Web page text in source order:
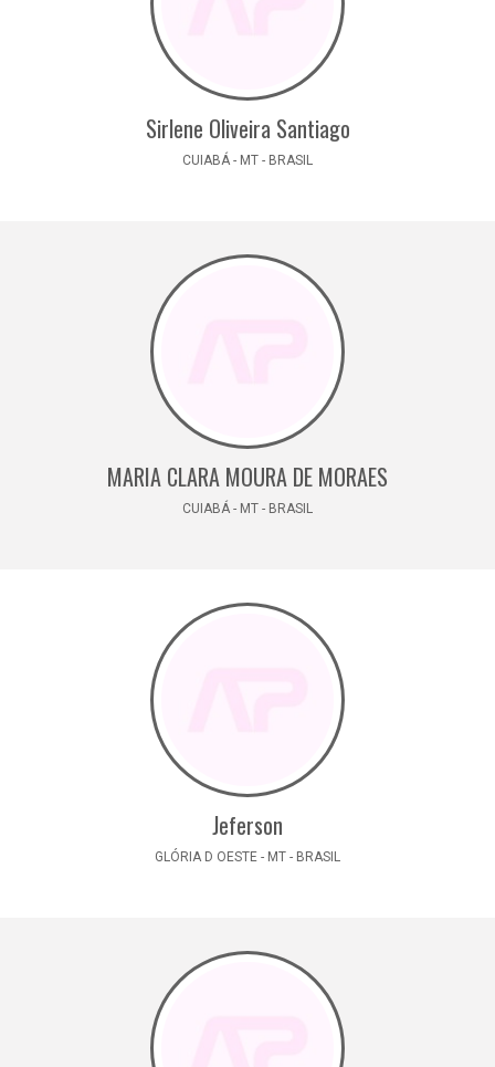
Sirlene Oliveira Santiago
CUIABÁ - MT - BRASIL
MARIA CLARA MOURA DE MORAES
CUIABÁ - MT - BRASIL
Jeferson
GLÓRIA D OESTE - MT - BRASIL